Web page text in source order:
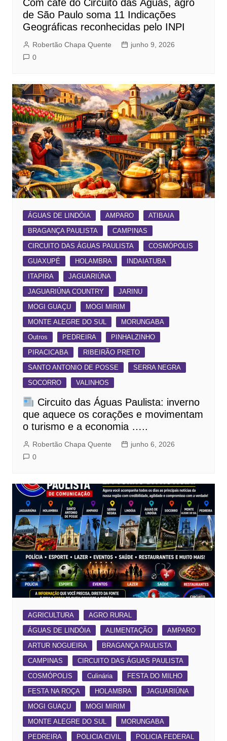
Com café do Circuito das Águas, agro
de São Paulo soma 11 Indicações
Geográficas reconhecidas pelo INPI
Robertão Chapa Quente
junho 9, 2026
0
ÁGUAS DE LINDÓIA AMPARO
ATIBAIA
BRAGANÇA PAULISTA
CAMPINAS
CIRCUITO DAS ÁGUAS PAULISTA
COSMÓPOLIS
GUAXUPÉ
HOLAMBRA
INDAIATUBA
ITAPIRA
JAGUARIÚNA
JAGUARIÚNA COUNTRY
JARINU
MOGI GUAÇU
MOGI MIRIM
MONTE ALEGRE DO SUL
MORUNGABA
Outros
PEDREIRA
PINHALZINHO
PIRACICABA
RIBEIRÃO PRETO
SANTO ANTONIO DE POSSE
SERRA NEGRA
SOCORRO
VALINHOS
Circuito das Águas Paulista: inverno
que aquece os corações e movimentam
o turismo e a economia …..
Robertão Chapa Quente
junho 6, 2026
0
AGRICULTURA
AGRO RURAL
ÁGUAS DE LINDÓIA
ALIMENTAÇÃO
AMPARO
ARTUR NOGUEIRA
BRAGANÇA PAULISTA
CAMPINAS
CIRCUITO DAS ÁGUAS PAULISTA
COSMÓPOLIS
Culinária
FESTA DO MILHO
FESTA NA ROÇA
HOLAMBRA
JAGUARIÚNA
MOGI GUAÇU
MOGI MIRIM
MONTE ALEGRE DO SUL
MORUNGABA
PEDREIRA
POLICIA CIVIL
POLICIA FEDERAL